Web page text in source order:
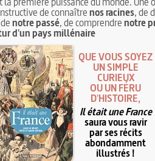
de connaîtrenos racines, de
notre passé, de comprendrenotre
d'un pays millénaire
QUE VOUS SOYEZ
UN SIMPLE
CURIEUX
OU UN FÉRU
D'HISTOIRE,
Il était une France
saura vous ravir
par ses récits
abondamment
illustrés !